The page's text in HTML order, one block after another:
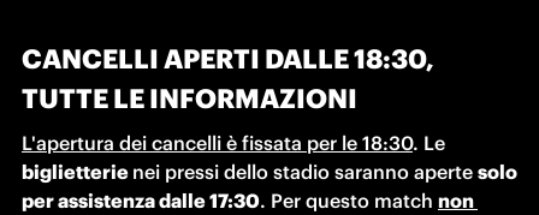
CANCELLI APERTI DALLE 18:30,
TUTTE LE INFORMAZIONI
L'apertura dei cancelli è fissata per le 18:30
biglietterie nei pressi dello stadio saranno aperte solo
per assistenza dalle 17:30. Per questo match non